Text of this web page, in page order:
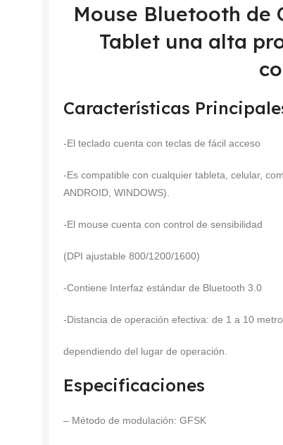
Mouse Bluetooth de
Tablet una alta
Características
-El teclado cuenta con teclas de fácil acceso
-Es compatible con cualquier tableta, celular,
ANDROID, WINDOWS).
-El mouse cuenta con control de sensibilidad
(DPI ajustable 800/1200/1600)
-Contiene Interfaz estándar de Bluetooth 3.0
-Distancia de operación efectiva: de 1 a 10
dependiendo del lugar de operación.
Especificaciones
– Método de modulación: GFSK